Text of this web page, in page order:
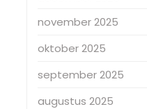
november 2025
oktober 2025
september 2025
augustus 2025